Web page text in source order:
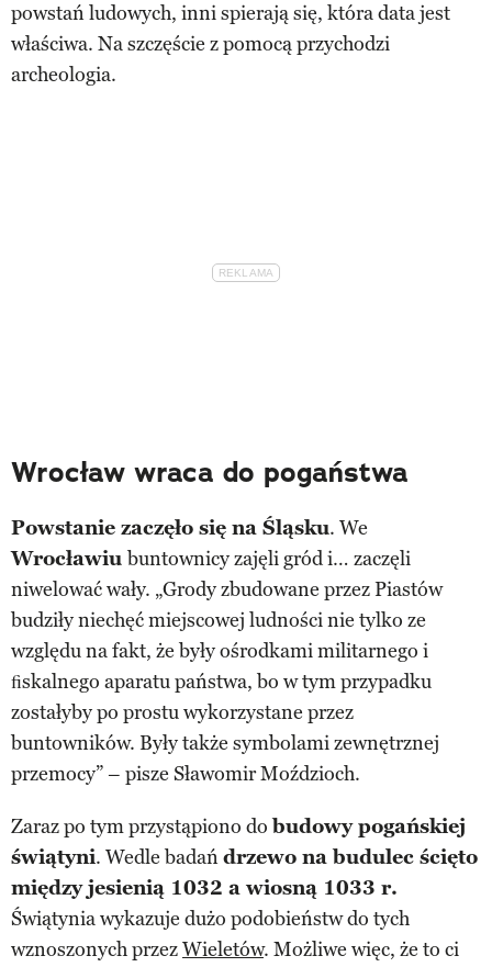
powstań ludowych, inni spierają się, która data jest
właściwa. Na szczęście z pomocą przychodzi
archeologia.
Wrocław wraca do pogaństwa
Powstanie zaczęło się na Śląsku. We
Wrocławiu buntownicy zajęli gród i… zaczęli
niwelować wały. „Grody zbudowane przez Piastów
budziły niechęć miejscowej ludności nie tylko ze
względu na fakt, że były ośrodkami militarnego i
ﬁskalnego aparatu państwa, bo w tym przypadku
zostałyby po prostu wykorzystane przez
buntowników. Były także symbolami zewnętrznej
przemocy” – pisze Sławomir Moździoch.
Zaraz po tym przystąpiono dobudowy pogańskiej
świątyni. Wedle badańdrzewo na budulec ścięto
między jesienią 1032 a wiosną 1033 r.
Świątynia wykazuje dużo podobieństw do tych
wznoszonych przezWieletów. Możliwe więc, że to ci